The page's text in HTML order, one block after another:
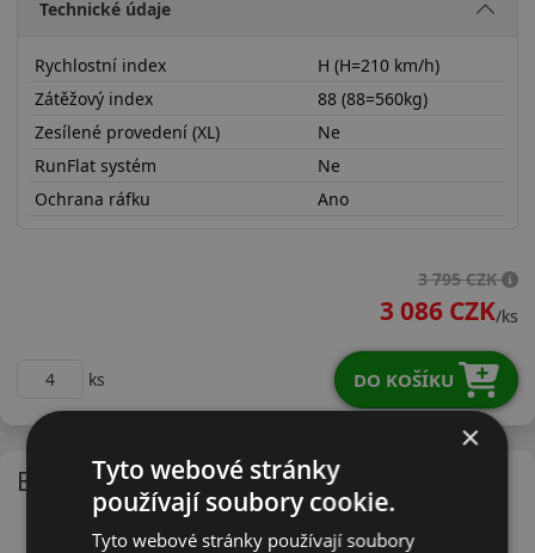
Technické údaje
Rychlostní index
H (H=210 km/h)
Zátěžový index
88 (88=560kg)
Zesílené provedení (XL)
Ne
RunFlat systém
Ne
Ochrana ráfku
Ano
3 795 CZK
3 086 CZK/ks
ks DO KOŠÍKU
EU - štítek
×
Tyto webové stránky
používají soubory cookie.
Tyto webové stránky používají soubory